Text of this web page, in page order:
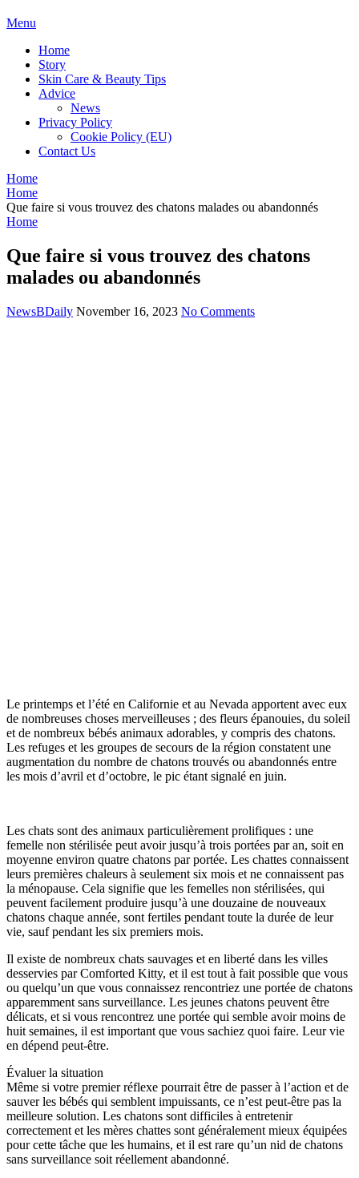
BDAILY
Menu
Home
Story
Skin Care & Beauty Tips
Advice
News
Privacy Policy
Cookie Policy (EU)
Contact Us
Home
Home
Que faire si vous trouvez des chatons malades ou abandonnés
Home
Que faire si vous trouvez des chatons
malades ou abandonnés
NewsBDaily November 16, 2023 No Comments
Le printemps et l’été en Californie et au Nevada apportent avec eux
de nombreuses choses merveilleuses ; des fleurs épanouies, du soleil
et de nombreux bébés animaux adorables, y compris des chatons.
Les refuges et les groupes de secours de la région constatent une
augmentation du nombre de chatons trouvés ou abandonnés entre
les mois d’avril et d’octobre, le pic étant signalé en juin.
Les chats sont des animaux particulièrement prolifiques : une
femelle non stérilisée peut avoir jusqu’à trois portées par an, soit en
moyenne environ quatre chatons par portée. Les chattes connaissent
leurs premières chaleurs à seulement six mois et ne connaissent pas
la ménopause. Cela signifie que les femelles non stérilisées, qui
peuvent facilement produire jusqu’à une douzaine de nouveaux
chatons chaque année, sont fertiles pendant toute la durée de leur
vie, sauf pendant les six premiers mois.
Il existe de nombreux chats sauvages et en liberté dans les villes
desservies par Comforted Kitty, et il est tout à fait possible que vous
ou quelqu’un que vous connaissez rencontriez une portée de chatons
apparemment sans surveillance. Les jeunes chatons peuvent être
délicats, et si vous rencontrez une portée qui semble avoir moins de
huit semaines, il est important que vous sachiez quoi faire. Leur vie
en dépend peut-être.
Évaluer la situation
Même si votre premier réflexe pourrait être de passer à l’action et de
sauver les bébés qui semblent impuissants, ce n’est peut-être pas la
meilleure solution. Les chatons sont difficiles à entretenir
correctement et les mères chattes sont généralement mieux équipées
pour cette tâche que les humains, et il est rare qu’un nid de chatons
sans surveillance soit réellement abandonné.